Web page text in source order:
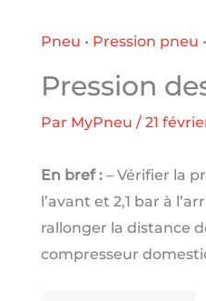
Pneu • Pression pneu •
Pression
Par MyPneu / 21
En bref :– Vérifier la
l’avant et 2,1 bar à
rallonger la distance
compresseur